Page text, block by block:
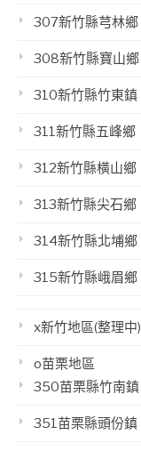
307新竹縣芎林鄉
308新竹縣寶山鄉
310新竹縣竹東鎮
311新竹縣五峰鄉
312新竹縣橫山鄉
313新竹縣尖石鄉
314新竹縣北埔鄉
315新竹縣峨眉鄉
x新竹地區(整理中)
o苗栗地區
350苗栗縣竹南鎮
351苗栗縣頭份鎮